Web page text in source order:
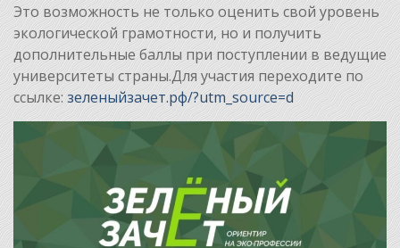
Это возможность не только оценить свой уровень
экологической грамотности, но и получить
дополнительные баллы при поступлении в ведущие
университеты страны.Для участия переходите по
ссылке: зеленыйзачет.рф/?utm_source=d